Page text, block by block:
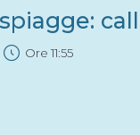
Ore 11:55